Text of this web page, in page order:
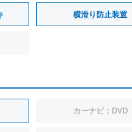
横滑り防止装置
カーナビ：DVD